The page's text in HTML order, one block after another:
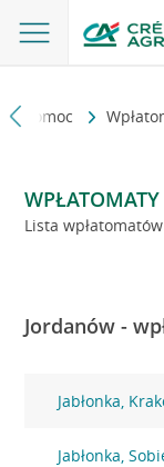
i pomoc
WPŁATOMATY
Lista
Jordanów -
Jabłonka,
Jabłonka,